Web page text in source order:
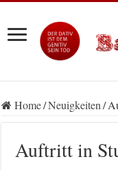
Home/Neuigkeiten/
Auftritt in